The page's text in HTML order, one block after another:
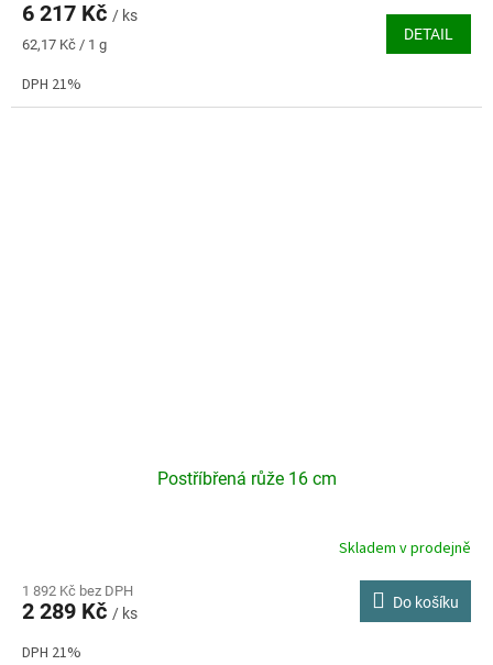
je
3,6
5
6 217 Kč / ks
Měrná
62,17 Kč / 1 g
DETAIL
DPH 21%
Postříbřená růže 16 cm
Skladem v prodejně
1 892 Kč bez DPH
2 289 Kč / ks
Do košíku
DPH 21%